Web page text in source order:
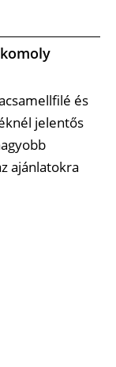
és
jelentős
ajánlatokra